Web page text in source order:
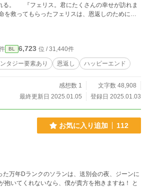
る。 『フェリス。君にたくさんの幸せが訪れま
重なり再び出会えた二人。 互いに気持ちを深
スカーの病が悪化してしまう。 治療方法もない
いというフェリスとルイスの願いが奇跡を起こ
です。
BL 6,723 位 / 31,440件
タジー要素あり 恩返し ハッピーエンド
感想数 1
文字数 48,908
最終更新日 2025.01.05
登録日 2025.01.03
お気に入り追加 112
た万年Dランクのソランは、送別会の夜、ジーンに